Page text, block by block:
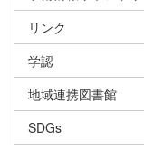
リンク
学認
地域連携図書館
SDGs